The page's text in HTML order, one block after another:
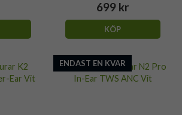
699 kr
KÖP
ENDAST EN KVAR